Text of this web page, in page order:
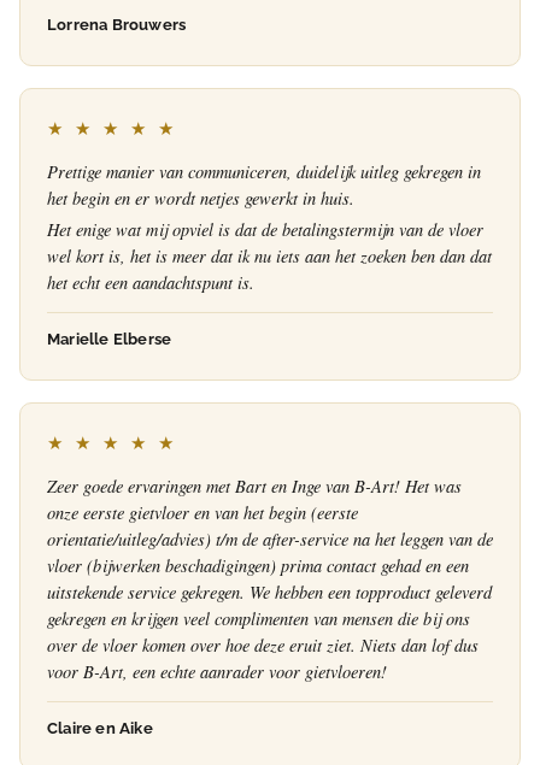
Lorrena Brouwers
★ ★ ★ ★ ★
Prettige manier van communiceren, duidelijk uitleg gekregen in
het begin en er wordt netjes gewerkt in huis.
Het enige wat mij opviel is dat de betalingstermijn van de vloer
wel kort is, het is meer dat ik nu iets aan het zoeken ben dan dat
het echt een aandachtspunt is.
Marielle Elberse
★ ★ ★ ★ ★
Zeer goede ervaringen met Bart en Inge van B-Art! Het was
onze eerste gietvloer en van het begin (eerste
orientatie/uitleg/advies) t/m de after-service na het leggen van de
vloer (bijwerken beschadigingen) prima contact gehad en een
uitstekende service gekregen. We hebben een topproduct geleverd
gekregen en krijgen veel complimenten van mensen die bij ons
over de vloer komen over hoe deze eruit ziet. Niets dan lof dus
voor B-Art, een echte aanrader voor gietvloeren!
Claire en Aike